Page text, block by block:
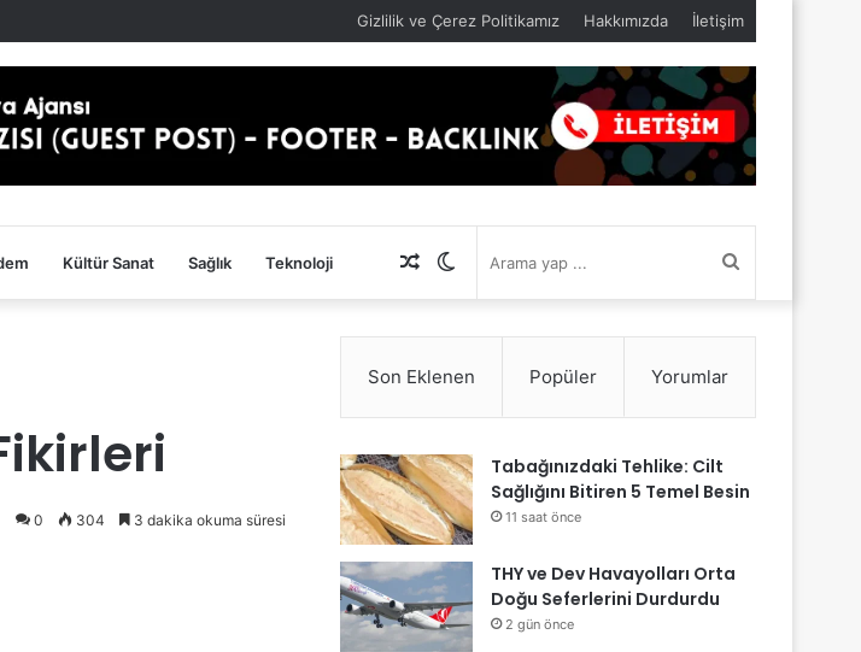
Gizlilik ve Çerez Politikamız Hakkımızda İletişim
Kültür Sanat Sağlık Teknoloji
yap
görünümü
Rastgele
Makale
0 304 3 dakika okuma süresi
Son Eklenen Popüler Yorumlar
Tabağınızdaki Tehlike: Cilt
Sağlığını Bitiren 5 Temel Besin
11 saat önce
THY ve Dev Havayolları Orta
Doğu Seferlerini Durdurdu
2 gün önce